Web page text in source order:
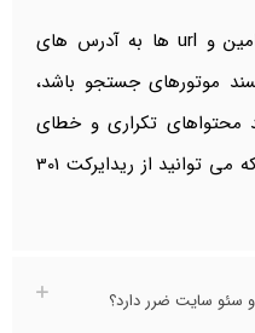
زمانیکه آدرس های دامین و url ها به آدرس های
موتورهای جستجو باشد،
محتواهای تکراری و خطای
404 زمان هایی است که می توانید از ریدایرکت 301